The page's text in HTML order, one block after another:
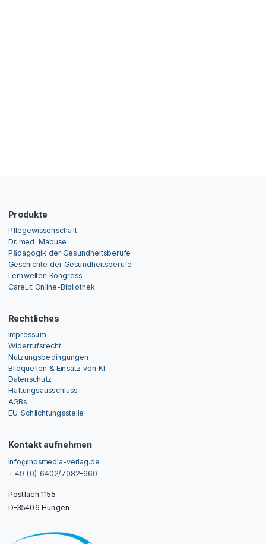
Produkte
Pflegewissenschaft
Dr. med. Mabuse
Pädagogik der Gesundheitsberufe
Geschichte der Gesundheitsberufe
Lernwelten Kongress
CareLit Online-Bibliothek
Rechtliches
Impressum
Widerrufsrecht
Nutzungsbedingungen
Bildquellen & Einsatz von KI
Datenschutz
Haftungsausschluss
AGBs
EU-Schlichtungsstelle
Kontakt aufnehmen
info@hpsmedia-verlag.de
+ 49 (0) 6402/7082-660
Postfach 1155
D-35406 Hungen